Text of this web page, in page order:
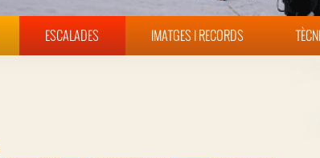
ESCALADES IMATGES I RECORDS